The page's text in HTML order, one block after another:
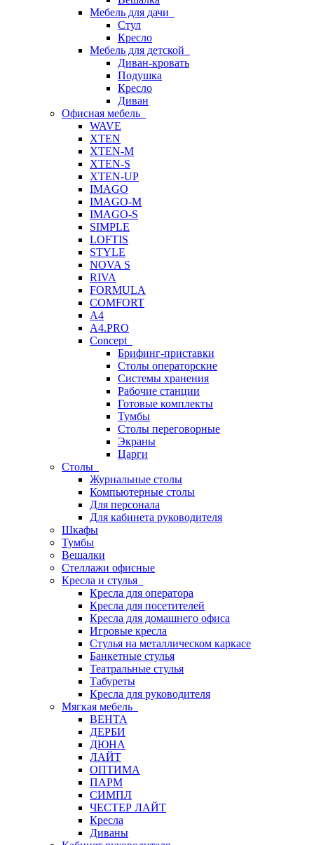
Мебель для дачи
Стул
Кресло
Мебель для детской
Диван-кровать
Подушка
Кресло
Диван
Офисная мебель
WAVE
XTEN
XTEN-M
XTEN-S
XTEN-UP
IMAGO
IMAGO-M
IMAGO-S
SIMPLE
LOFTIS
STYLE
NOVA S
RIVA
FORMULA
COMFORT
A4
A4.PRO
Concept
Брифинг-приставки
Столы операторские
Системы хранения
Рабочие станции
Готовые комплекты
Тумбы
Столы переговорные
Экраны
Царги
Столы
Журнальные столы
Компьютерные столы
Для персонала
Для кабинета руководителя
Шкафы
Тумбы
Вешалки
Стеллажи офисные
Кресла и стулья
Кресла для оператора
Кресла для посетителей
Кресла для домашнего офиса
Игровые кресла
Стулья на металлическом каркасе
Банкетные стулья
Театральные стулья
Табуреты
Кресла для руководителя
Мягкая мебель
ВЕНТА
ДЕРБИ
ДЮНА
ЛАЙТ
ОПТИМА
ПАРМ
СИМПЛ
ЧЕСТЕР ЛАЙТ
Кресла
Диваны